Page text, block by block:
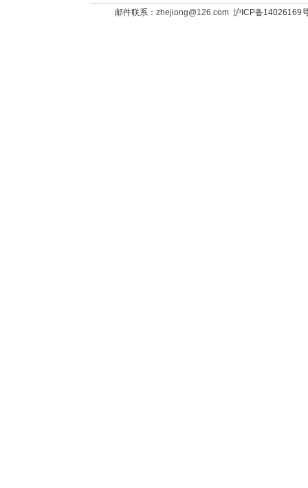
邮件联系： zhejiong@126.com沪ICP备14026169